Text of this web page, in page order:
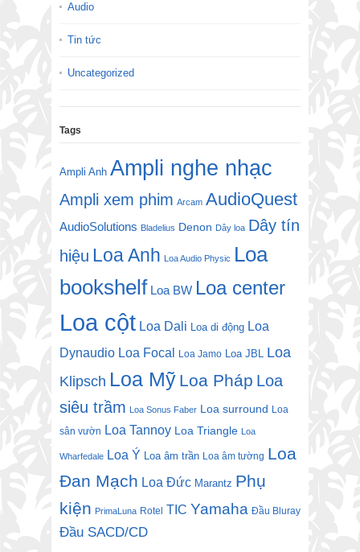
Audio
Tin tức
Uncategorized
Tags
Ampli Anh Ampli nghe nhạc
Ampli xem phim Arcam AudioQuest
AudioSolutions Bladelius Denon Dây loa Dây tín
hiệu Loa Anh Loa Audio Physic Loa
bookshelf Loa BW Loa center
Loa cột Loa Dali Loa di động Loa
Dynaudio Loa Focal Loa Jamo Loa JBL Loa
Klipsch Loa Mỹ Loa Pháp Loa
siêu trầm Loa Sonus Faber Loa surround Loa
sân vườn Loa Tannoy Loa Triangle Loa
Wharfedale Loa Ý Loa âm trần Loa âm tường Loa
Đan Mạch Loa Đức Marantz Phụ
kiện PrimaLuna Rotel TIC Yamaha Đầu Bluray
Đầu SACD/CD